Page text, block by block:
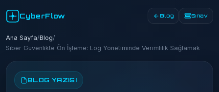
CyberFlow Blog Sınav
Ana Sayfa/Blog/
Siber Güvenlikte Ön İşleme: Log Yönetiminde Verimlilik Sağlamak
BLOG YAZISI